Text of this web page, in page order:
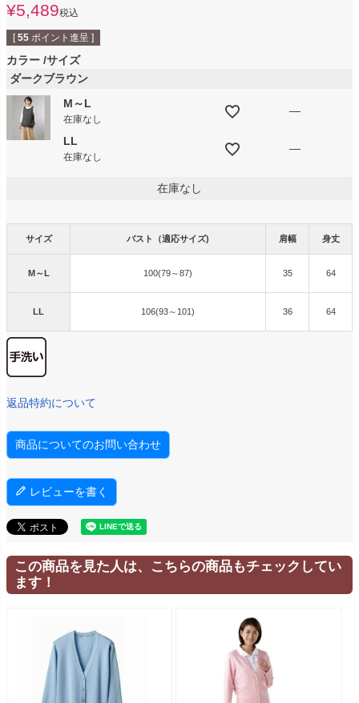
¥5,489税込
[ 55 ポイント進呈 ]
カラー サイズ
ダークブラウン
M～L
在庫なし
—
LL
在庫なし
—
在庫なし
サイズ バスト（適応サイズ) 肩幅 身丈
M～L 100(79～87) 35 64
LL 106(93～101) 36 64
返品特約について
商品についてのお問い合わせ
レビューを書く
この商品を見た人は、こちらの商品もチェックしてい
ます！